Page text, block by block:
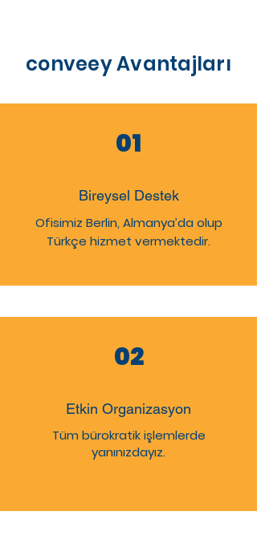
conveey Avantajları
01
Bireysel Destek
Ofisimiz Berlin, Almanya’da olup
Türkçe hizmet vermektedir.
02
Etkin Organizasyon
Tüm bürokratik işlemlerde
yanınızdayız.